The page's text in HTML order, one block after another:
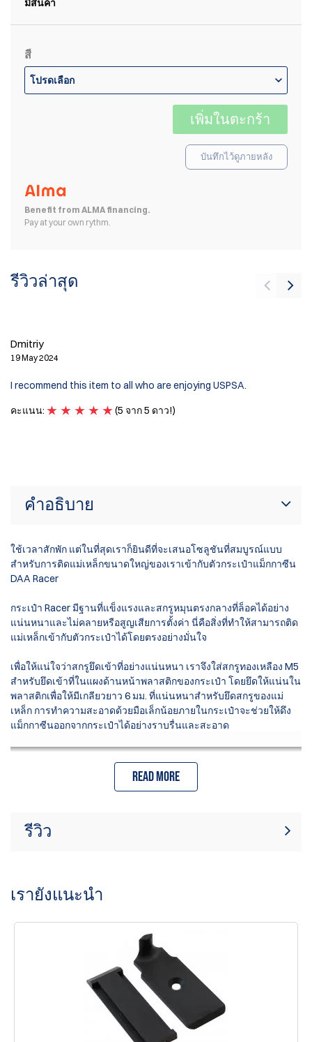
มีสินค้า
สี
โปรดเลือก
เพิ่มในตะกร้า
บันทึกไว้ดูภายหลัง
Benefit from ALMA financing.
Pay at your own rythm.
รีวิวล่าสุด
Dmitriy
19 May 2024
I recommend this item to all who are enjoying USPSA.
คะแนน:
(5 จาก 5 ดาว!)
คำอธิบาย
ใช้เวลาสักพัก แต่ในที่สุดเราก็ยินดีที่จะเสนอโซลูชันที่สมบูรณ์แบบ
สำหรับการติดแม่เหล็กขนาดใหญ่ของเราเข้ากับตัวกระเป๋าแม็กกาซีน
DAA Racer
กระเป๋า Racer มีฐานที่แข็งแรงและสกรูหมุนตรงกลางที่ล็อคได้อย่าง
แน่นหนาและไม่คลายหรือสูญเสียการตั้งค่า นี่คือสิ่งที่ทำให้สามารถติด
แม่เหล็กเข้ากับตัวกระเป๋าได้โดยตรงอย่างมั่นใจ
เพื่อให้แน่ใจว่าสกรูยึดเข้าที่อย่างแน่นหนา เราจึงใส่สกรูทองเหลือง M5
สำหรับยึดเข้าที่ในแผงด้านหน้าพลาสติกของกระเป๋า โดยยึดให้แน่นใน
พลาสติกเพื่อให้มีเกลียวยาว 6 มม. ที่แน่นหนาสำหรับยึดสกรูของแม่
เหล็ก การทำความสะอาดด้วยมือเล็กน้อยภายในกระเป๋าจะช่วยให้ดึง
แม็กกาซีนออกจากกระเป๋าได้อย่างราบรื่นและสะอาด
คุณสามารถสั่งซื้อแม่เหล็ก สกรู และน็อตสำหรับยึดแบบแยกกันได้ หาก
คุณต้องการเพิ่มแม่เหล็ก สกรู และน็อตสำหรับยึดแบบแยกในกระเป๋า
Racer ที่คุณมีอยู่แล้ว ต้องทำ DIY เล็กน้อย!
หมายเหตุ: ไม่พอดีกับแม็กกาซีน Glock โครงใหญ่ (เช่น G20/21) หรือ
Read more
รีวิว
เขียนรีวิว
เรายังแนะนำ